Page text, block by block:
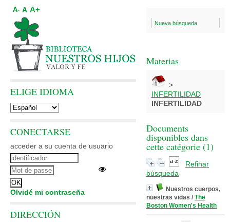
Nueva búsqueda
Materias
>
INFERTILIDAD
INFERTILIDAD
Documents
disponibles dans
cette catégorie (1)
Refinar
búsqueda
Nuestros cuerpos,
nuestras vidas / The
Boston Women's Health
A- A A+
ELIGE IDIOMA
CONECTARSE
acceder a su cuenta de usuario
Olvidé mi contraseña
DIRECCIÓN